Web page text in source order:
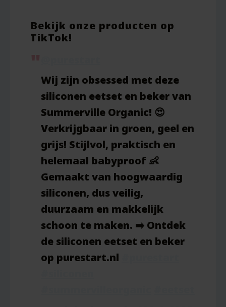
Bekijk onze producten op
TikTok!
Wij zijn obsessed met deze
siliconen eetset en beker van
Summerville Organic! 😍
Verkrijgbaar in groen, geel en
grijs! Stijlvol, praktisch en
helemaal babyproof 👶
Gemaakt van hoogwaardig
siliconen, dus veilig,
duurzaam en makkelijk
schoon te maken. ➡️ Ontdek
de siliconen eetset en beker
op purestart.nl